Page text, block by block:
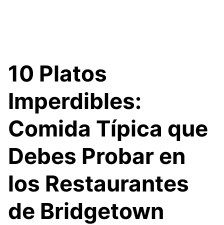
10 Platos
Imperdibles:
Comida Típica que
Debes Probar en
los Restaurantes
de Bridgetown